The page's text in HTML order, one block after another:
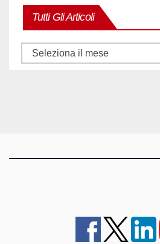
Tutti Gli Articoli
Tutti